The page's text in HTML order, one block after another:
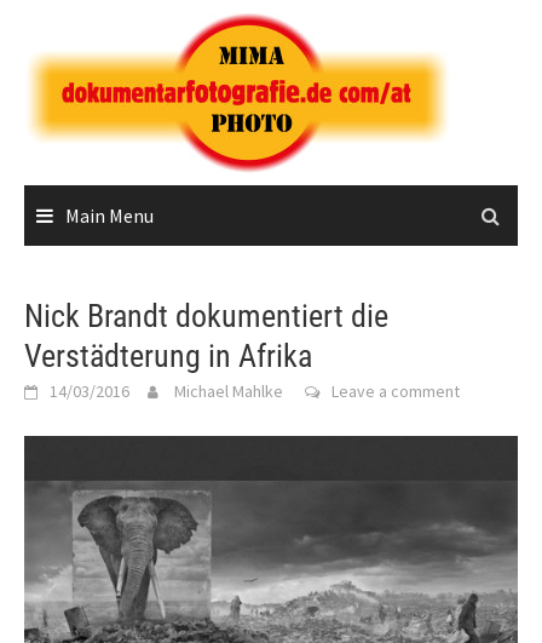
content
Main Menu
Nick Brandt dokumentiert die
Verstädterung in Afrika
14/03/2016 Michael Mahlke Leave a comment